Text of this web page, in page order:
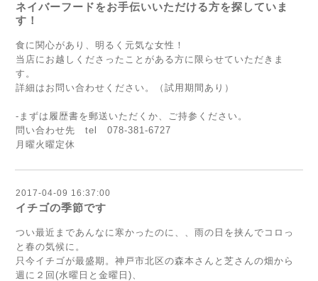
ネイバーフードをお手伝いいただける方を探していま
す！
食に関心があり、明るく元気な女性！
当店にお越しくださったことがある方に限らせていただきま
す。
詳細はお問い合わせください。（試用期間あり）
-まずは履歴書を郵送いただくか、ご持参ください。
問い合わせ先 tel 078-381-6727
月曜火曜定休
2017-04-09 16:37:00
イチゴの季節です
つい最近まであんなに寒かったのに、、雨の日を挟んでコロっ
と春の気候に。
只今イチゴが最盛期。神戸市北区の森本さんと芝さんの畑から
週に２回(水曜日と金曜日)、